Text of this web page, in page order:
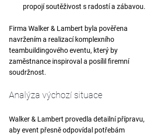
propojí soutěživost s radostí a zábavou.
Firma Walker & Lambert byla pověřena
navržením a realizací komplexního
teambuildingového eventu, který by
zaměstnance inspiroval a posílil firemní
soudržnost.
Analýza výchozí situace
Walker & Lambert provedla detailní přípravu,
aby event přesně odpovídal potřebám